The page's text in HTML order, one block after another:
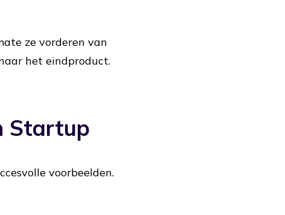
ze vorderen van
het eindproduct.
Startup
voorbeelden.